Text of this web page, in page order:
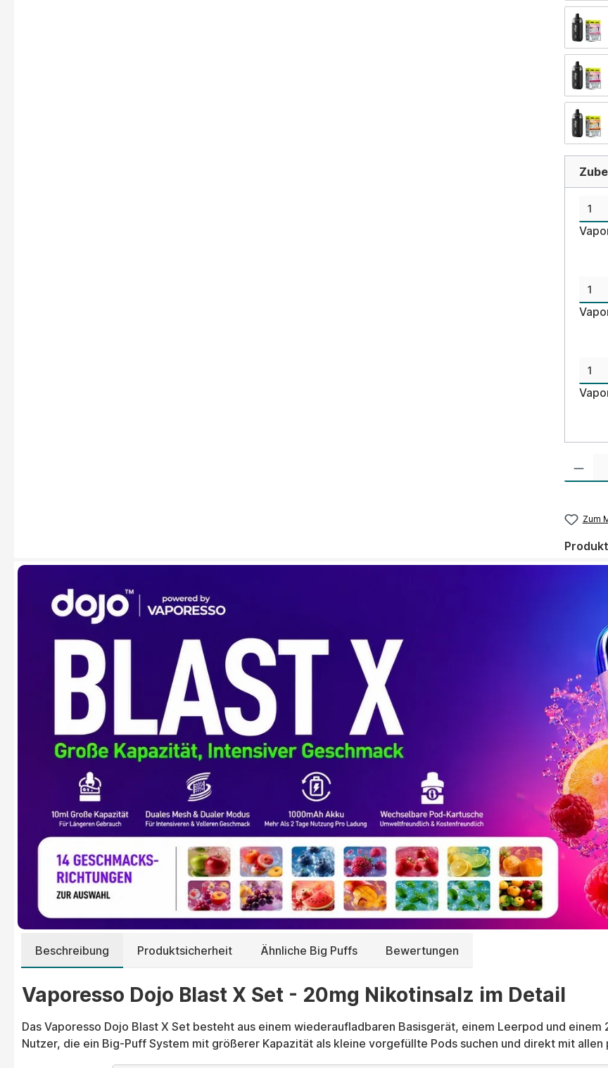
Produkt
Zum
Beschreibung Produktsicherheit Ähnliche Big Puffs Bewertungen
Vaporesso Dojo Blast X Set - 20mg Nikotinsalz im Detail
Das Vaporesso Dojo Blast X Set besteht aus einem wiederaufladbaren Basisgerät, einem Leerpod und
Nutzer, die ein Big-Puff System mit größerer Kapazität als kleine vorgefüllte Pods suchen und direkt mit